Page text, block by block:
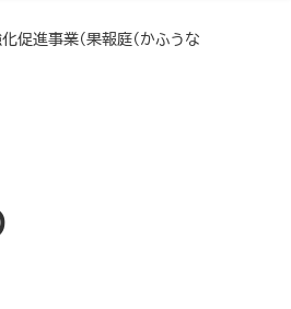
促進事業（果報庭（かふうな